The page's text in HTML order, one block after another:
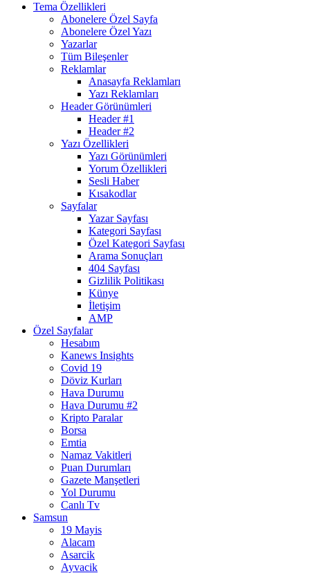
Tema Özellikleri
Abonelere Özel Sayfa
Abonelere Özel Yazı
Yazarlar
Tüm Bileşenler
Reklamlar
Anasayfa Reklamları
Yazı Reklamları
Header Görünümleri
Header #1
Header #2
Yazı Özellikleri
Yazı Görünümleri
Yorum Özellikleri
Sesli Haber
Kısakodlar
Sayfalar
Yazar Sayfası
Kategori Sayfası
Özel Kategori Sayfası
Arama Sonuçları
404 Sayfası
Gizlilik Politikası
Künye
İletişim
AMP
Özel Sayfalar
Hesabım
Kanews Insights
Covid 19
Döviz Kurları
Hava Durumu
Hava Durumu #2
Kripto Paralar
Borsa
Emtia
Namaz Vakitleri
Puan Durumları
Gazete Manşetleri
Yol Durumu
Canlı Tv
Samsun
19 Mayis
Alacam
Asarcik
Ayvacik